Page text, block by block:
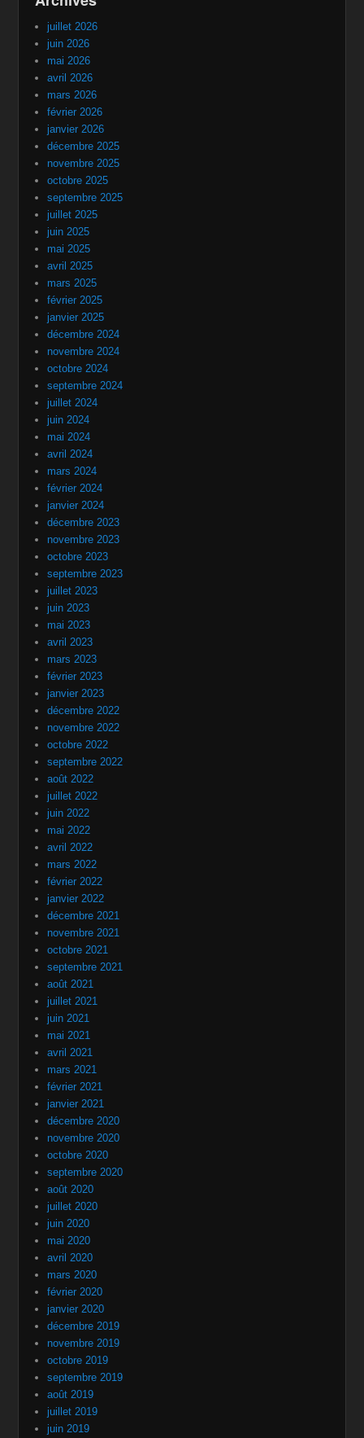
juillet 2026
juin 2026
mai 2026
avril 2026
mars 2026
février 2026
janvier 2026
décembre 2025
novembre 2025
octobre 2025
septembre 2025
juillet 2025
juin 2025
mai 2025
avril 2025
mars 2025
février 2025
janvier 2025
décembre 2024
novembre 2024
octobre 2024
septembre 2024
juillet 2024
juin 2024
mai 2024
avril 2024
mars 2024
février 2024
janvier 2024
décembre 2023
novembre 2023
octobre 2023
septembre 2023
juillet 2023
juin 2023
mai 2023
avril 2023
mars 2023
février 2023
janvier 2023
décembre 2022
novembre 2022
octobre 2022
septembre 2022
août 2022
juillet 2022
juin 2022
mai 2022
avril 2022
mars 2022
février 2022
janvier 2022
décembre 2021
novembre 2021
octobre 2021
septembre 2021
août 2021
juillet 2021
juin 2021
mai 2021
avril 2021
mars 2021
février 2021
janvier 2021
décembre 2020
novembre 2020
octobre 2020
septembre 2020
août 2020
juillet 2020
juin 2020
mai 2020
avril 2020
mars 2020
février 2020
janvier 2020
décembre 2019
novembre 2019
octobre 2019
septembre 2019
août 2019
juillet 2019
juin 2019